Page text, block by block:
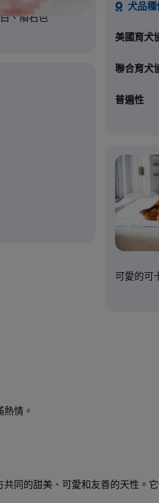
、隕石色
犬品種
美國育犬
聯合育犬
普遍性
可愛的可
情。
同的甜美、可愛和友善的天性。